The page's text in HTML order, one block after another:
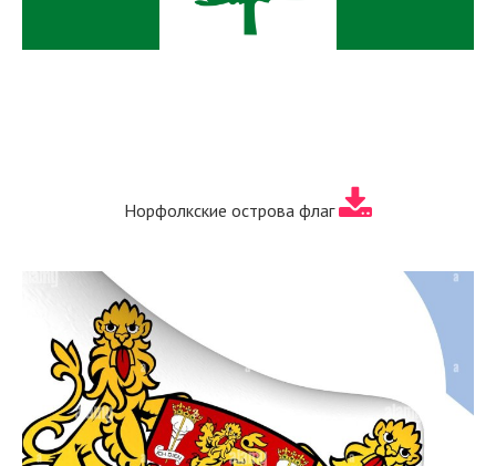
Норфолкские острова флаг